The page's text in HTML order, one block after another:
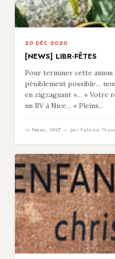
20 DÉC 2020
[NEWS] LIBR-FÊTES
Pour terminer cette
péniblement possible…
en zigzaguant »… « Votre
un RV à Nice… « Pleins...
in News, UNE — par Fabrice